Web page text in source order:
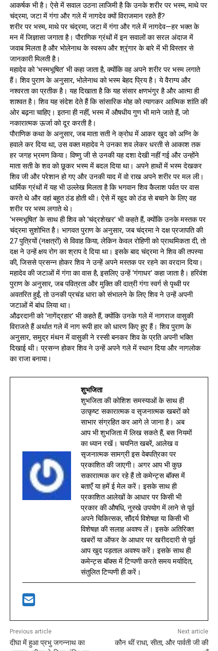
आकर्षक भी है। ऐसे में सवाल उठना लाजिमी है कि उनके शरीर पर भस्म, माथे पर
चंद्रमा, जटा में गंगा और गले में नागदेव क्यों विराजमान रहते हैं?
शरीर पर भस्म, माथे पर चंद्रमा, जटा में गंगा और गले में नागदेव—हर भक्त के
मन में जिज्ञासा जगाता है। पौराणिक ग्रंथों में इन सवालों का सरल अंदाज में
जवाब मिलता है और भोलेनाथ के स्वरूप और श्रृंगार के बारे में भी विस्तार से
जानकारी मिलती है।
महादेव को ‘भस्मभूषित’ भी कहा जाता है, क्योंकि वह अपने शरीर पर भस्म लगाते
हैं। शिव पुराण के अनुसार, भोलेनाथ को भस्म बेहद प्रिय है। ये वैराग्य और
नश्वरता का प्रतीक है। यह दिखाता है कि यह संसार क्षणभंगुर है और आत्मा ही
शाश्वत है। शिव यह संदेश देते हैं कि सांसारिक मोह को त्यागकर आत्मिक शांति की
ओर बढ़ना चाहिए। इतना ही नहीं, भस्म में औषधीय गुण भी माने जाते हैं, जो
नकारात्मक ऊर्जा को दूर करती है।
पौराणिक कथा के अनुसार, जब माता सती ने क्रोध में आकर खुद को अग्नि के
हवाले कर दिया था, उस वक्त महादेव ने उनका शव लेकर धरती से आकाश तक
हर जगह भ्रमण किया। विष्णु जी से उनकी यह दशा देखी नहीं गई और उन्होंने
माता सती के शव को छूकर भस्म में बदल दिया था। अपने हाथों में भस्म देखकर
शिव जी और परेशान हो गए और उनकी याद में वो राख अपने शरीर पर मल ली।
धार्मिक ग्रंथों में यह भी उल्लेख मिलता है कि भगवान शिव कैलाश पर्वत पर वास
करते थे और वहां बहुत ठंड होती थी। ऐसे में खुद को ठंड से बचाने के लिए वह
शरीर पर भस्म लगाते थे।
‘भस्मभूषित’ के साथ ही शिव को ‘चंद्रशेखर’ भी कहते हैं, क्योंकि उनके मस्तक पर
चंद्रमा सुशोभित है। भागवत पुराण के अनुसार, जब चंद्रमा ने दक्ष प्रजापति की
27 पुत्रियों (नक्षत्रों) से विवाह किया, लेकिन केवल रोहिणी को प्राथमिकता दी, तो
दक्ष ने उन्हें क्षय रोग का श्राप दे दिया था। इसके बाद चंद्रमा ने शिव की तपस्या
की, जिससे प्रसन्न होकर शिव ने उन्हें अपने मस्तक पर रहने का वरदान दिया।
महादेव की जटाओं में गंगा का वास है, इसलिए उन्हें ‘गंगाधर’ कहा जाता है। हरिवंश
पुराण के अनुसार, जब पवित्रता और मुक्ति की दात्री गंगा स्वर्ग से पृथ्वी पर
अवतरित हुईं, तो उनकी प्रचंड धारा को संभालने के लिए शिव ने उन्हें अपनी
जटाओं में बांध लिया था।
औढरदानी को ‘नागेंद्रहार’ भी कहते हैं, क्योंकि उनके गले में नागराज वासुकी
विराजते हैं अर्थात गले में नाग रूपी हार को धारण किए हुए हैं। शिव पुराण के
अनुसार, समुद्र मंथन में वासुकी ने रस्सी बनकर शिव के प्रति अपनी भक्ति
दिखाई थी। प्रसन्न होकर शिव ने उन्हें अपने गले में स्थान दिया और नागलोक
का राजा बनाया।
शुभजिता
शुभजिता की कोशिश समस्याओं के साथ ही
उत्कृष्ट सकारात्मक व सृजनात्मक खबरों को
साभार संग्रहित कर आगे ले जाना है। अब
आप भी शुभजिता में लिख सकते हैं, बस नियमों
का ध्यान रखें। चयनित खबरें, आलेख व
सृजनात्मक सामग्री इस वेबपत्रिका पर
प्रकाशित की जाएगी। अगर आप भी कुछ
सकारात्मक कर रहे हैं तो कमेन्ट्स बॉक्स में
बताएँ या हमें ई मेल करें। इसके साथ ही
प्रकाशित आलेखों के आधार पर किसी भी
प्रकार की औषधि, नुस्खे उपयोग में लाने से पूर्व
अपने चिकित्सक, सौंदर्य विशेषज्ञ या किसी भी
विशेषज्ञ की सलाह अवश्य लें। इसके अतिरिक्त
खबरों या ऑफर के आधार पर खरीददारी से पूर्व
आप खुद पड़ताल अवश्य करें। इसके साथ ही
कमेन्ट्स बॉक्स में टिप्पणी करते समय मर्यादित,
संतुलित टिप्पणी ही करें।
Previous article
दीघा में हुआ प्रभु जगन्नाथ का
Next article
कौन थीं राधा, सीता, और पार्वती जी की